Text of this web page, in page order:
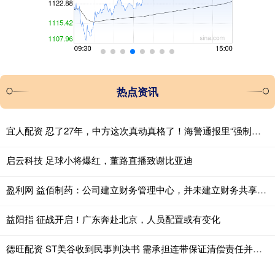
热点资讯
宜人配资 忍了27年，中方这次真动真格了！海警通报里“强制拖离”四个字格外扎眼
启云科技 足球小将爆红，董路直播致谢比亚迪
盈利网 益佰制药：公司建立财务管理中心，并未建立财务共享中心
益阳指 征战开启！广东奔赴北京，人员配置或有变化
德旺配资 ST美谷收到民事判决书 需承担连带保证清偿责任并有权追偿